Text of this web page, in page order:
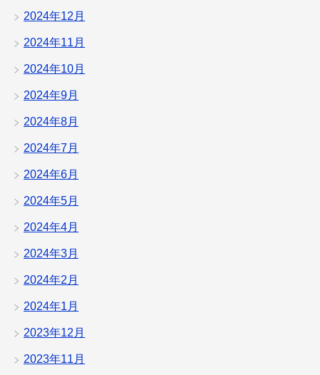
2024年12月
2024年11月
2024年10月
2024年9月
2024年8月
2024年7月
2024年6月
2024年5月
2024年4月
2024年3月
2024年2月
2024年1月
2023年12月
2023年11月